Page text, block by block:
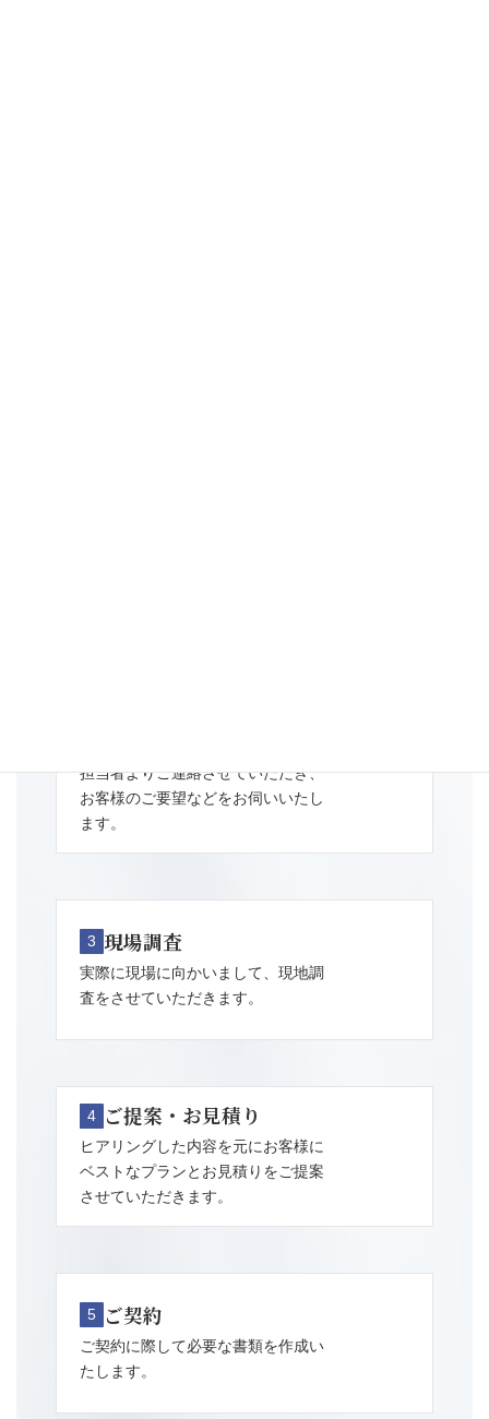
担当者よりご連絡させていただき、
お客様のご要望などをお伺いいたし
ます。
3 現場調査
実際に現場に向かいまして、現地調
査をさせていただきます。
4 ご提案・お見積り
ヒアリングした内容を元にお客様に
ベストなプランとお見積りをご提案
させていただきます。
5 ご契約
ご契約に際して必要な書類を作成い
たします。